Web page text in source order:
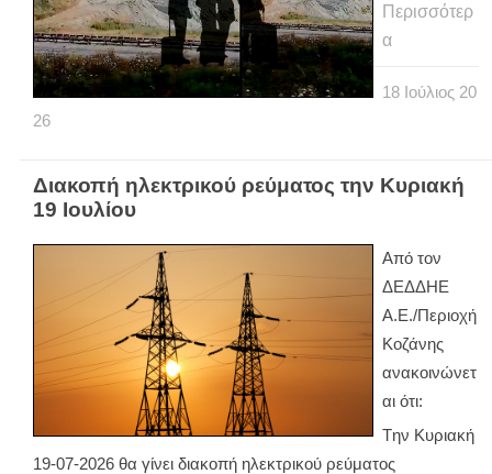
Περισσότερ
α
18 Ιούλιος 20
26
Διακοπή ηλεκτρικού ρεύματος την Κυριακή
19 Ιουλίου
Από τον
ΔΕΔΔΗΕ
Α.Ε./Περιοχή
Κοζάνης
ανακοινώνετ
αι ότι:
Tην Κυριακή
19-07-2026 θα γίνει διακοπή ηλεκτρικού ρεύματος